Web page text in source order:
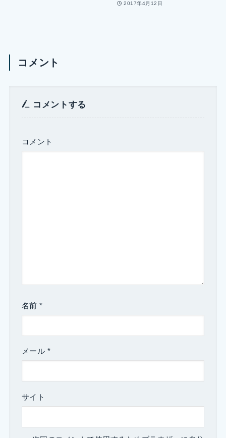
2017年4月12日
コメント
コメントする
コメント
名前*
メール *
サイト